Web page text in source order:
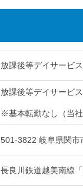
放課後等デイサービス
放課後等デイサービ
※基本転勤なし（当社
501-3822 岐阜県関市
長良川鉄道越美南線